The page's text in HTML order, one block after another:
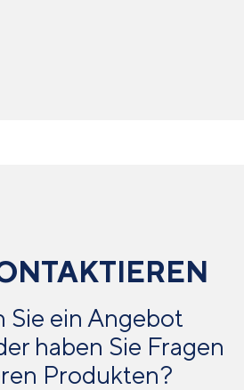
Sie ein Angebot
haben Sie Fragen
Produkten?